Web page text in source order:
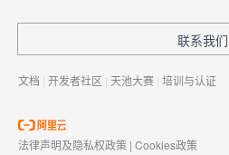
联系我们
文档 | 开发者社区 | 天池大赛 | 培训与认证
法律声明及隐私权政策 | Cookies政策